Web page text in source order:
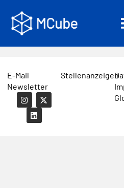
E-Mail
Newsletter
Stellenanzeigen